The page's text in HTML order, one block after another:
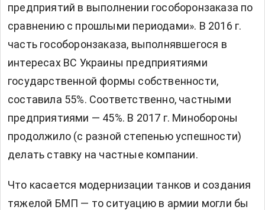
предприятий в выполнении гособоронзаказа по
сравнению с прошлыми периодами». В 2016 г.
часть гособоронзаказа, выполнявшегося в
интересах ВС Украины предприятиями
государственной формы собственности,
составила 55%. Соответственно, частными
предприятиями — 45%. В 2017 г. Минобороны
продолжило (с разной степенью успешности)
делать ставку на частные компании.
Что касается модернизации танков и создания
тяжелой БМП — то ситуацию в армии могли бы